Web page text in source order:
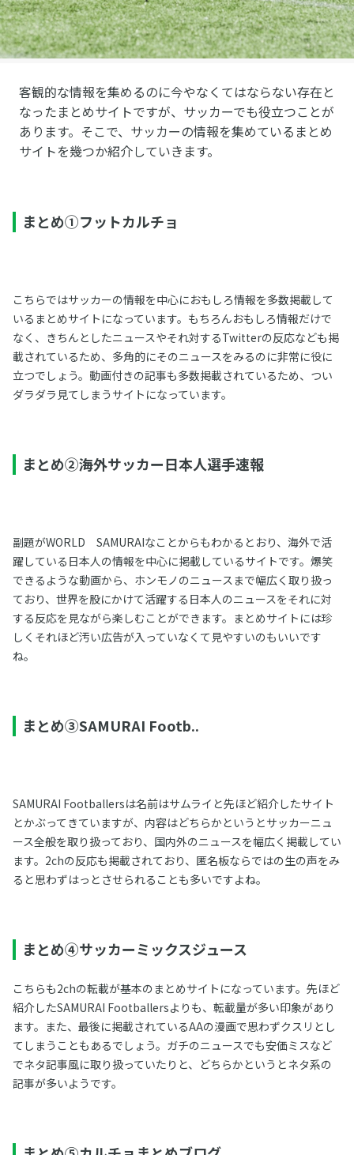
客観的な情報を集めるのに今やなくてはならない存在と
なったまとめサイトですが、サッカーでも役立つことが
あります。そこで、サッカーの情報を集めているまとめ
サイトを幾つか紹介していきます。
まとめ①フットカルチョ
こちらではサッカーの情報を中心におもしろ情報を多数掲載して
いるまとめサイトになっています。もちろんおもしろ情報だけで
なく、きちんとしたニュースやそれ対するTwitterの反応なども掲
載されているため、多角的にそのニュースをみるのに非常に役に
立つでしょう。動画付きの記事も多数掲載されているため、つい
ダラダラ見てしまうサイトになっています。
まとめ②海外サッカー日本人選手速報
副題がWORLD SAMURAIなことからもわかるとおり、海外で活
躍している日本人の情報を中心に掲載しているサイトです。爆笑
できるような動画から、ホンモノのニュースまで幅広く取り扱っ
ており、世界を股にかけて活躍する日本人のニュースをそれに対
する反応を見ながら楽しむことができます。まとめサイトには珍
しくそれほど汚い広告が入っていなくて見やすいのもいいです
ね。
まとめ③SAMURAI Footb..
SAMURAI Footballersは名前はサムライと先ほど紹介したサイト
とかぶってきていますが、内容はどちらかというとサッカーニュ
ース全般を取り扱っており、国内外のニュースを幅広く掲載してい
ます。2chの反応も掲載されており、匿名板ならではの生の声をみ
ると思わずはっとさせられることも多いですよね。
まとめ④サッカーミックスジュース
こちらも2chの転載が基本のまとめサイトになっています。先ほど
紹介したSAMURAI Footballersよりも、転載量が多い印象があり
ます。また、最後に掲載されているAAの漫画で思わずクスリとし
てしまうこともあるでしょう。ガチのニュースでも安価ミスなど
でネタ記事風に取り扱っていたりと、どちらかというとネタ系の
記事が多いようです。